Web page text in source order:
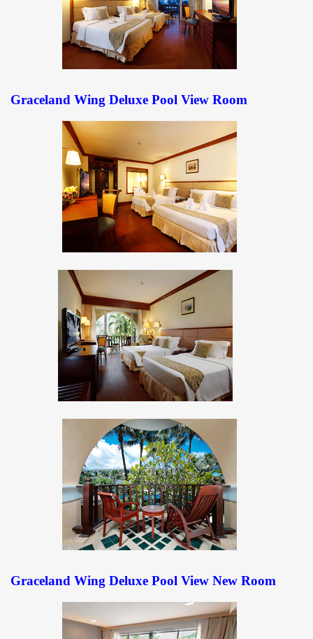
Graceland Wing Deluxe Pool View Room
Graceland Wing Deluxe Pool View New Room